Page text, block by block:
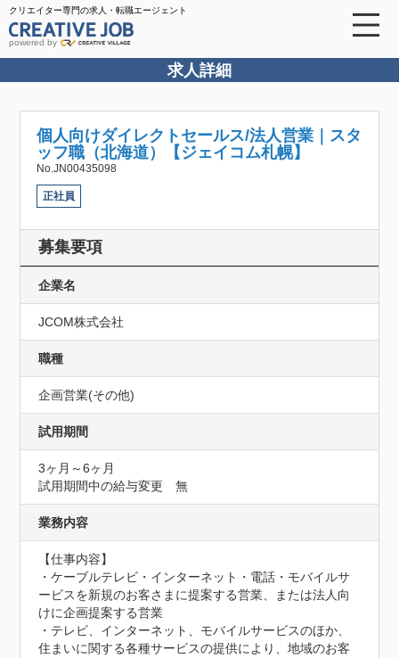
クリエイター専門の求人・転職エージェント
powered by
求人詳細
個人向けダイレクトセールス/法人営業｜スタ
ッフ職（北海道）【ジェイコム札幌】
No.JN00435098
正社員
募集要項
企業名
JCOM株式会社
職種
企画営業(その他)
試用期間
3ヶ月～6ヶ月
試用期間中の給与変更　無
業務内容
【仕事内容】
・ケーブルテレビ・インターネット・電話・モバイルサ
ービスを新規のお客さまに提案する営業、または法人向
けに企画提案する営業
・テレビ、インターネット、モバイルサービスのほか、
住まいに関する各種サービスの提供により、地域のお客